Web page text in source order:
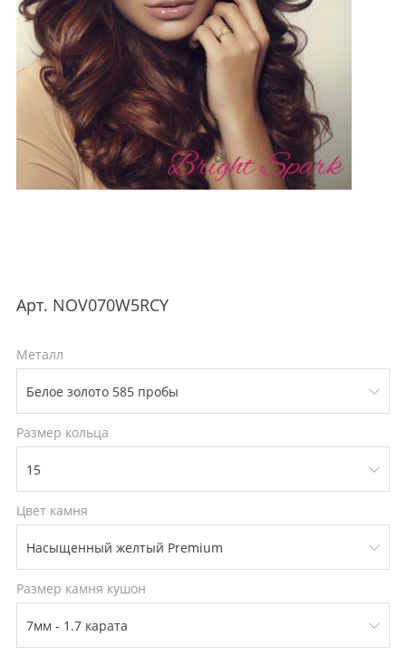
Арт. NOV070W5RCY
Металл
Размер кольца
Цвет камня
Размер камня кушон